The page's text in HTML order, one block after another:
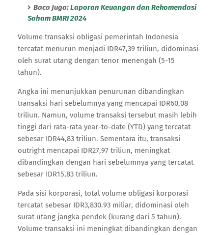
Baca Juga:Laporan Keuangan dan Rekomendasi
Saham BMRI 2024
Volume transaksi obligasi pemerintah Indonesia
tercatat menurun menjadi IDR47,39 triliun, didominasi
oleh surat utang dengan tenor menengah (5-15
tahun).
Angka ini menunjukkan penurunan dibandingkan
transaksi hari sebelumnya yang mencapai IDR60,08
triliun. Namun, volume transaksi tersebut masih lebih
tinggi dari rata-rata year-to-date (YTD) yang tercatat
sebesar IDR44,83 triliun. Sementara itu, transaksi
outright mencapai IDR27,97 triliun, meningkat
dibandingkan dengan hari sebelumnya yang tercatat
sebesar IDR15,83 triliun.
Pada sisi korporasi, total volume obligasi korporasi
tercatat sebesar IDR3,830.93 miliar, didominasi oleh
surat utang jangka pendek (kurang dari 5 tahun).
Volume transaksi ini meningkat dibandingkan dengan